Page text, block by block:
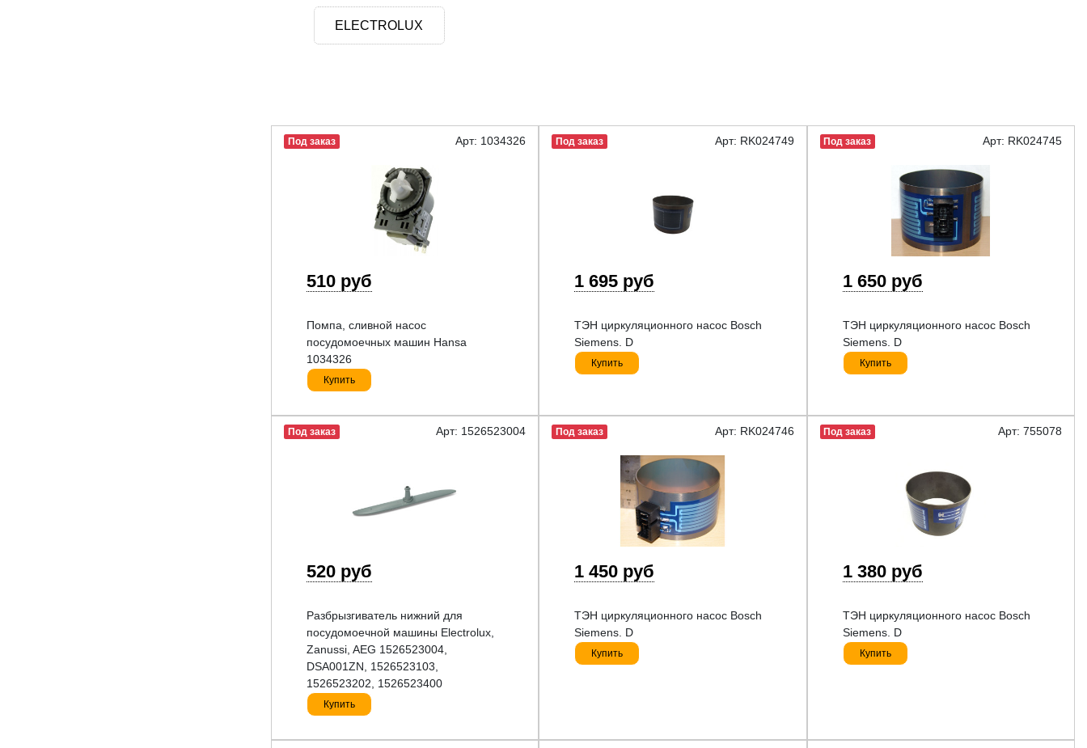
ELECTROLUX
Под заказ Арт: 1034326
510 руб
Помпа, сливной насос
посудомоечных машин Hansa
1034326
Купить
Под заказ Арт: RK024749
1 695 руб
ТЭН циркуляционного насос Bosch
Siemens. D
Купить
Под заказ Арт: RK024745
1 650 руб
ТЭН циркуляционного насос Bosch
Siemens. D
Купить
Под заказ Арт: 1526523004
520 руб
Разбрызгиватель нижний для
посудомоечной машины Electrolux,
Zanussi, AEG 1526523004,
DSA001ZN, 1526523103,
1526523202, 1526523400
Купить
Под заказ Арт: RK024746
1 450 руб
ТЭН циркуляционного насос Bosch
Siemens. D
Купить
Под заказ Арт: 755078
1 380 руб
ТЭН циркуляционного насос Bosch
Siemens. D
Купить